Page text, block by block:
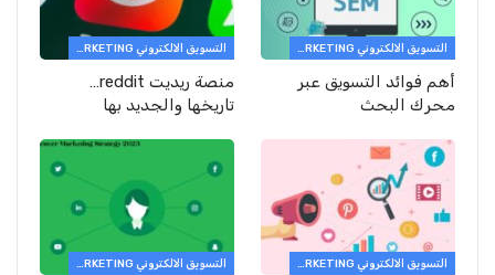
التسويق الالكتروني E-MARKETING
أهم فوائد التسويق عبر
محرك البحث
التسويق الالكتروني E-MARKETING
منصة ريديت reddit…
تاريخها والجديد بها
التسويق الالكتروني E-MARKETING التسويق الالكتروني E-MARKETING